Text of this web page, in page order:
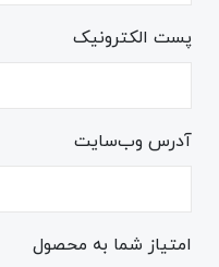
پست الکترونیک
آدرس وب‌سایت
امتیاز شما به محصول